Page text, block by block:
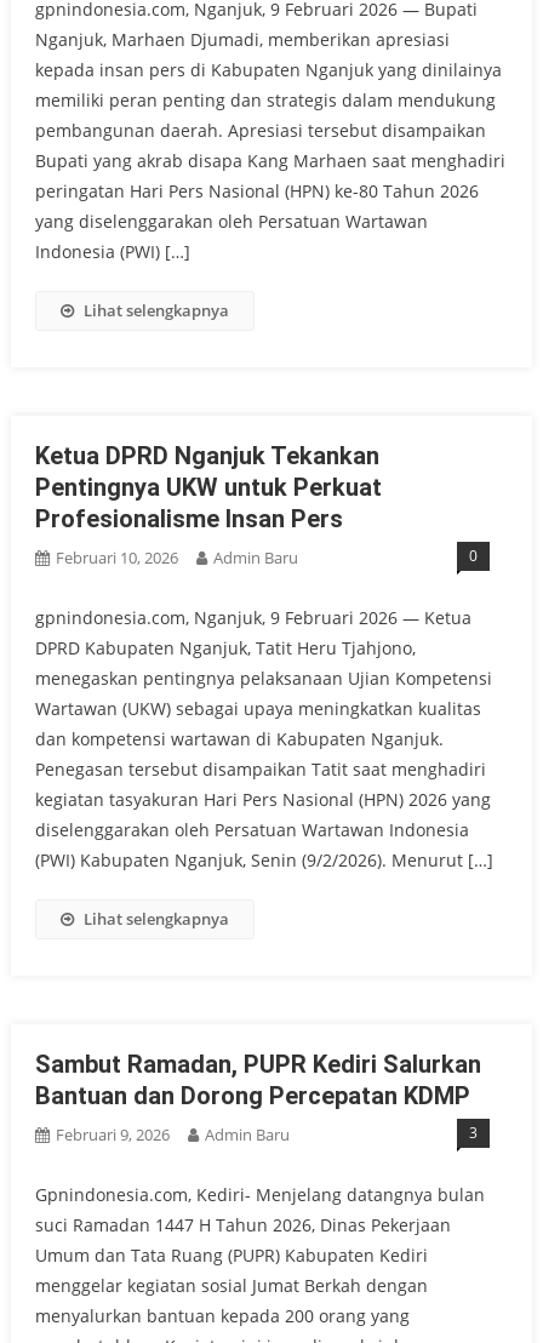
gpnindonesia.com, Nganjuk, 9 Februari 2026 — Bupati
Nganjuk, Marhaen Djumadi, memberikan apresiasi
kepada insan pers di Kabupaten Nganjuk yang dinilainya
memiliki peran penting dan strategis dalam mendukung
pembangunan daerah. Apresiasi tersebut disampaikan
Bupati yang akrab disapa Kang Marhaen saat menghadiri
peringatan Hari Pers Nasional (HPN) ke-80 Tahun 2026
yang diselenggarakan oleh Persatuan Wartawan
Indonesia (PWI) […]
Lihat selengkapnya
Ketua DPRD Nganjuk Tekankan
Pentingnya UKW untuk Perkuat
Profesionalisme Insan Pers
Februari 10, 2026 Admin Baru 0
gpnindonesia.com, Nganjuk, 9 Februari 2026 — Ketua
DPRD Kabupaten Nganjuk, Tatit Heru Tjahjono,
menegaskan pentingnya pelaksanaan Ujian Kompetensi
Wartawan (UKW) sebagai upaya meningkatkan kualitas
dan kompetensi wartawan di Kabupaten Nganjuk.
Penegasan tersebut disampaikan Tatit saat menghadiri
kegiatan tasyakuran Hari Pers Nasional (HPN) 2026 yang
diselenggarakan oleh Persatuan Wartawan Indonesia
(PWI) Kabupaten Nganjuk, Senin (9/2/2026). Menurut […]
Lihat selengkapnya
Sambut Ramadan, PUPR Kediri Salurkan
Bantuan dan Dorong Percepatan KDMP
Februari 9, 2026 Admin Baru 3
Gpnindonesia.com, Kediri- Menjelang datangnya bulan
suci Ramadan 1447 H Tahun 2026, Dinas Pekerjaan
Umum dan Tata Ruang (PUPR) Kabupaten Kediri
menggelar kegiatan sosial Jumat Berkah dengan
menyalurkan bantuan kepada 200 orang yang